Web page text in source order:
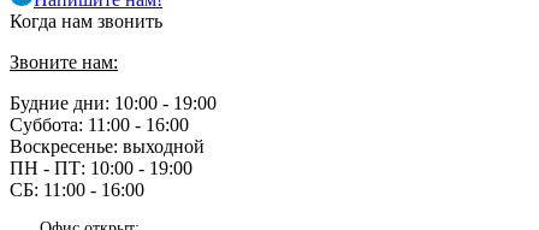
Когда нам звонить
Звоните нам:
Будние дни: 10:00 - 19:00
Суббота: 11:00 - 16:00
Воскресенье: выходной
ПН - ПТ: 10:00 - 19:00
СБ: 11:00 - 16:00